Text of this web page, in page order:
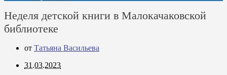
Неделя детской книги в Малокачаковской
библиотеке
от Татьяна Васильева
31.03.2023